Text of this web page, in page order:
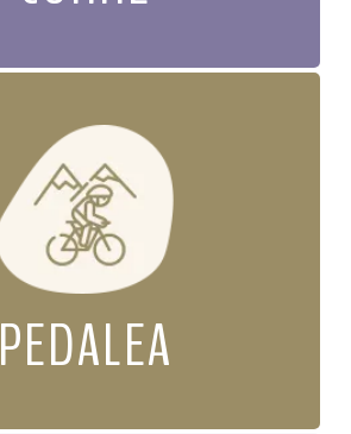
PEDALEA